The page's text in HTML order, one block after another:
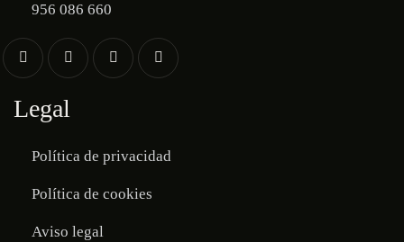
956 086 660
Legal
Política de privacidad
Política de cookies
Aviso legal